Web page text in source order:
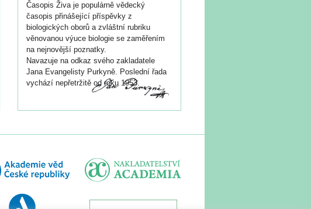
Časopis Živa je populárně vědecký
časopis přinášející příspěvky z
biologických oborů a zvláštní rubriku
věnovanou výuce biologie se zaměřením
na nejnovější poznatky.
Navazuje na odkaz svého zakladatele
Jana Evangelisty Purkyně. Poslední řada
vychází nepřetržitě od roku 1953.